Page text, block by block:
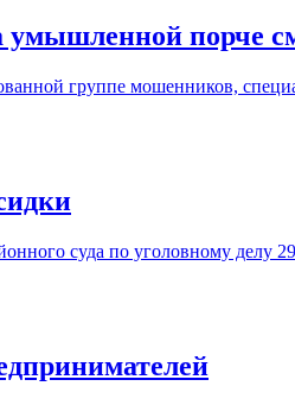
порче
группе мошенников,
суда по уголовному делу